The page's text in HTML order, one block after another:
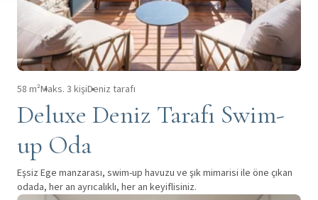
58 m²Maks. 3 kişiDeniz tarafı
Deluxe Deniz Tarafı Swim-
up Oda
Eşsiz Ege manzarası, swim-up havuzu ve şık mimarisi ile öne çıkan
odada, her an ayrıcalıklı, her an keyiflisiniz.